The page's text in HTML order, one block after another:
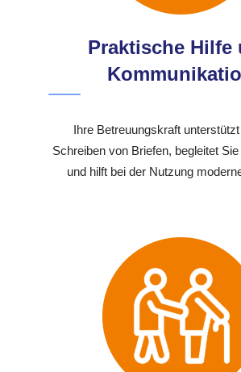
Praktische Hilfe
Ihre Betreuungskraft
Schreiben von Briefen, begleitet
und hilft bei der Nutzung